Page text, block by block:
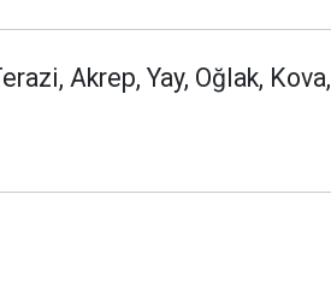
Akrep, Yay, Oğlak, Kova,